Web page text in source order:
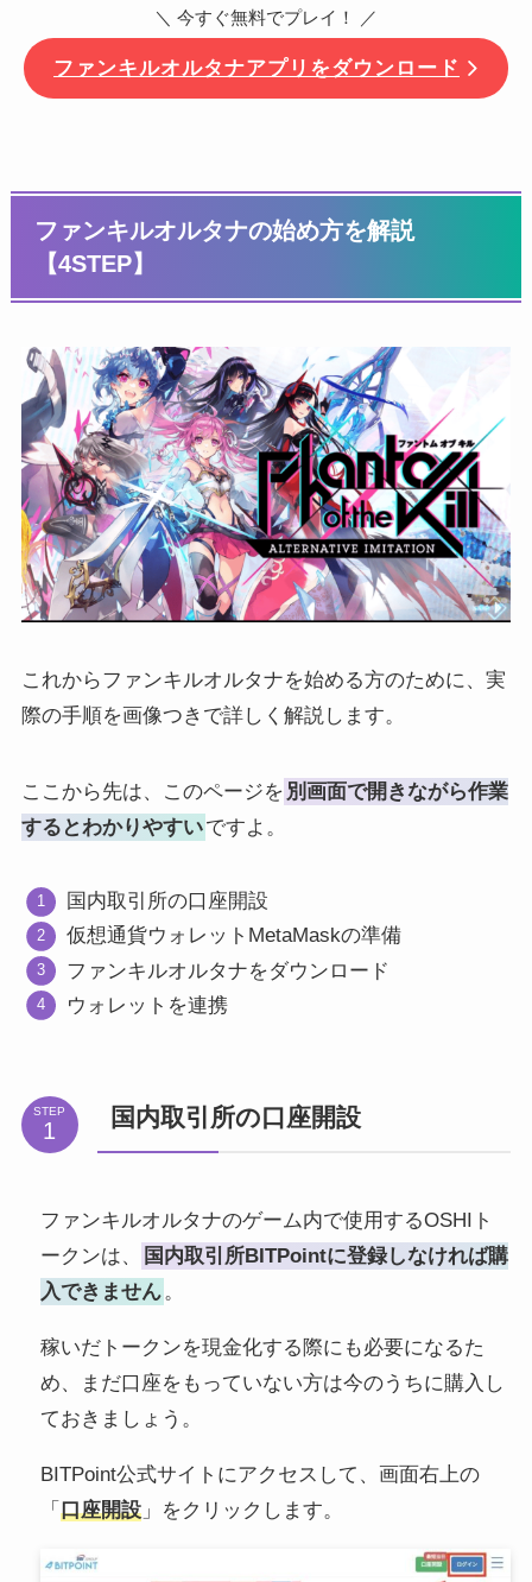
＼ 今すぐ無料でプレイ！ ／
ファンキルオルタナアプリをダウンロード
ファンキルオルタナの始め方を解説
【4STEP】
これからファンキルオルタナを始める方のために、実
際の手順を画像つきで詳しく解説します。
ここから先は、このページを 別画面で開きながら作業
するとわかりやすいですよ。
国内取引所の口座開設
仮想通貨ウォレットMetaMaskの準備
ファンキルオルタナをダウンロード
ウォレットを連携
STEP 国内取引所の口座開設
ファンキルオルタナのゲーム内で使用するOSHIト
ークンは、
国内取引所BITPointに登録しなければ購
入できません。
稼いだトークンを現金化する際にも必要になるた
め、まだ口座をもっていない方は今のうちに購入し
ておきましょう。
BITPoint公式サイトにアクセスして、画面右上の
「 口座開設」をクリックします。